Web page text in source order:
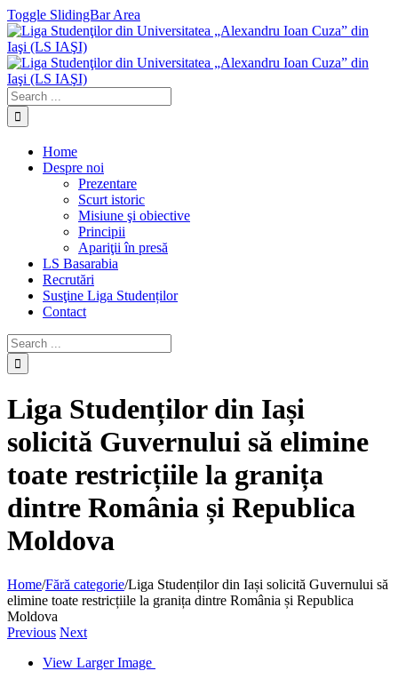
Toggle SlidingBar Area
Home
Despre noi
Prezentare
Scurt istoric
Misiune şi obiective
Principii
Apariţii în presă
LS Basarabia
Recrutări
Susţine Liga Studenților
Contact
Liga Studenților din Iași
solicită Guvernului să elimine
toate restricțiile la granița
dintre România și Republica
Moldova
Home/Fără categorie/Liga Studenților din Iași solicită Guvernului să
elimine toate restricțiile la granița dintre România și Republica
Moldova
Previous Next
View Larger Image